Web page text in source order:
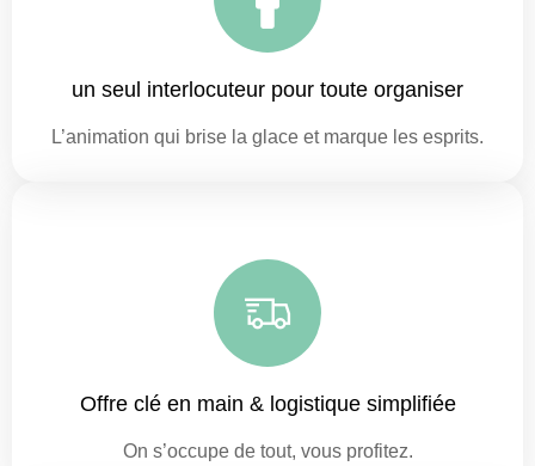
un seul interlocuteur pour toute organiser
L’animation qui brise la glace et marque les esprits.
Offre clé en main & logistique simplifiée
On s’occupe de tout, vous profitez.